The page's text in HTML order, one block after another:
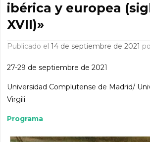
ibérica y europea
XVII)»
Publicado el14 de septiembre de 2021
27-29 de septiembre de 2021
Universidad Complutense de Madrid/
Virgili
Programa